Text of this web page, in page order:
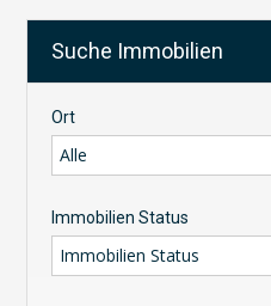
Suche Immobilien
Ort
Alle
Immobilien Status
Immobilien Status